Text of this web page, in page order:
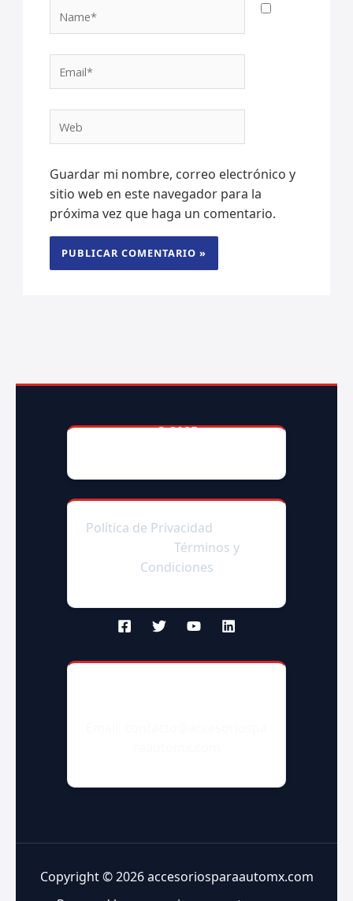
Guardar mi nombre, correo electrónico y
sitio web en este navegador para la
próxima vez que haga un comentario.
© 2025
Política de Privacidad
Términos y
Condiciones
Copyright © 2026 accesoriosparaautomx.com